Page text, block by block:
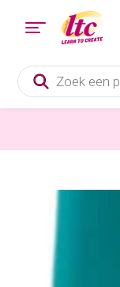
Producten
zoeken